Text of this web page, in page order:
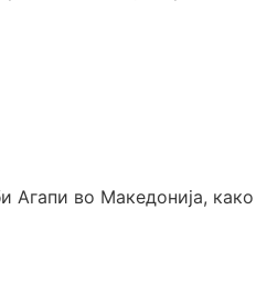
во Македонија,